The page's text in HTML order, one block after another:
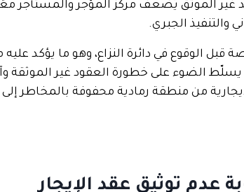
الموثق يُضعف مركز المؤجر والمستأجر
والتنفيذ الجبري.
قبل الوقوع في دائرة النزاع، وهو ما يؤكد
الضوء على خطورة العقود غير الموثقة
من منطقة رمادية محفوفة بالمخاطر إلى